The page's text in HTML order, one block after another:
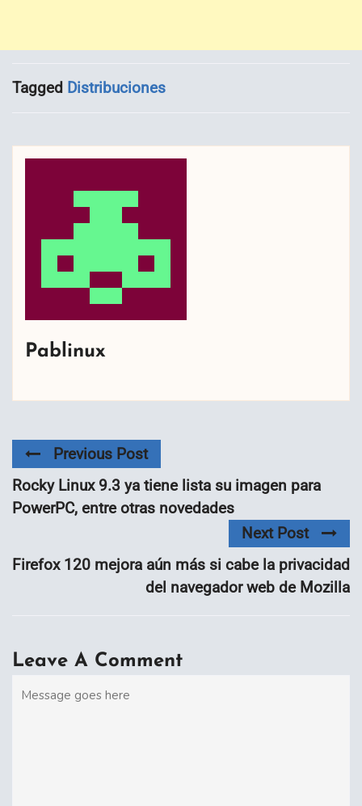
Tagged Distribuciones
Pablinux
Previous Post
Rocky Linux 9.3 ya tiene lista su imagen para
PowerPC, entre otras novedades
Next Post
Firefox 120 mejora aún más si cabe la privacidad
del navegador web de Mozilla
Leave A Comment